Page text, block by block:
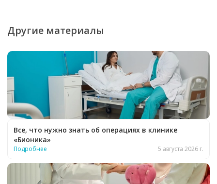
Другие материалы
Все, что нужно знать об операциях в клинике
«Бионика»
Подробнее 5 августа 2026 г.